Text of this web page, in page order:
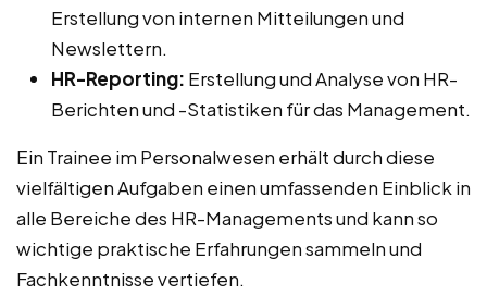
Erstellung von internen Mitteilungen und
Newslettern.
HR-Reporting: Erstellung und Analyse von HR-
Berichten und -Statistiken für das Management.
Ein Trainee im Personalwesen erhält durch diese
vielfältigen Aufgaben einen umfassenden Einblick in
alle Bereiche des HR-Managements und kann so
wichtige praktische Erfahrungen sammeln und
Fachkenntnisse vertiefen.